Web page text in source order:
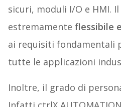
sicuri, moduli I/O e HMI.
estremamente flessibile
ai requisiti fondamentali
tutte le applicazioni
Inoltre, il grado di